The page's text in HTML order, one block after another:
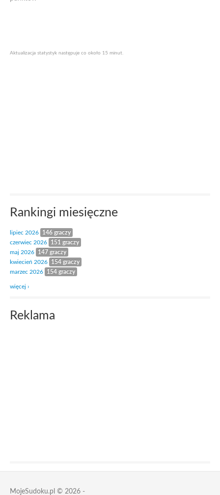
Aktualizacja statystyk następuje co około 15 minut.
Rankingi miesięczne
lipiec 2026
146 graczy
czerwiec 2026
151 graczy
maj 2026
147 graczy
kwiecień 2026
154 graczy
marzec 2026
154 graczy
więcej ›
Reklama
MojeSudoku.pl © 2026 -